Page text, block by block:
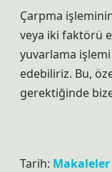
Çarpma
veya iki faktörü
yuvarlama
edebiliriz. Bu,
gerektiğinde
Tarih: Makaleler